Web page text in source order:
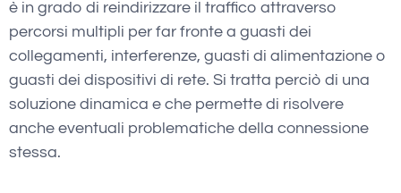
è in grado di reindirizzare il traffico attraverso
percorsi multipli per far fronte a guasti dei
collegamenti, interferenze, guasti di alimentazione o
guasti dei dispositivi di rete. Si tratta perciò di una
soluzione dinamica e che permette di risolvere
anche eventuali problematiche della connessione
stessa.